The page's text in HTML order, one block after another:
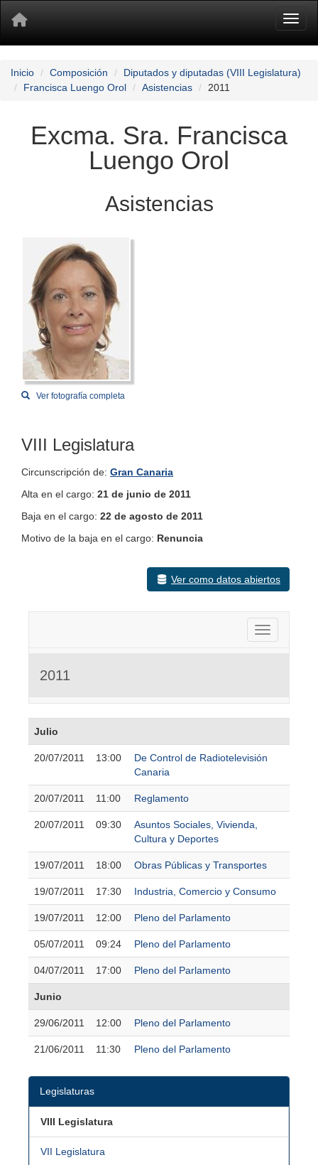
Inicio Composición
Diputados y diputadas (VIII Legislatura)
Francisca Luengo Orol
Asistencias 2011
Excma. Sra. Francisca
Luengo Orol
Asistencias
Ver fotografía completa
VIII Legislatura
Circunscripción de: Gran Canaria
Alta en el cargo: 21 de junio de 2011
Baja en el cargo: 22 de agosto de 2011
Motivo de la baja en el cargo: Renuncia
Ver como datos abiertos
Activar
2011
Julio
20/07/2011 13:00
De Control de Radiotelevisión
Canaria
20/07/2011 11:00 Reglamento
20/07/2011 09:30
Asuntos Sociales, Vivienda,
Cultura y Deportes
19/07/2011 18:00 Obras Públicas y Transportes
19/07/2011 17:30 Industria, Comercio y Consumo
19/07/2011 12:00 Pleno del Parlamento
05/07/2011 09:24 Pleno del Parlamento
04/07/2011 17:00 Pleno del Parlamento
Junio
29/06/2011 12:00 Pleno del Parlamento
21/06/2011 11:30 Pleno del Parlamento
Legislaturas
VIII Legislatura
VII Legislatura